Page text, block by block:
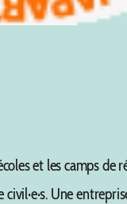
et les camps de
Une